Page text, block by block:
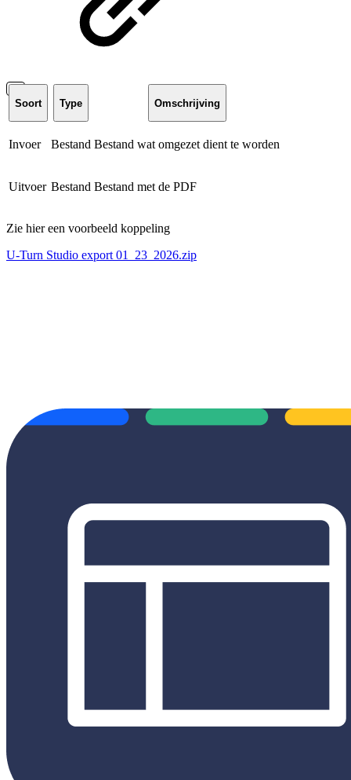
Soort Type Omschrijving
Invoer Bestand Bestand wat omgezet dient te worden
Uitvoer Bestand Bestand met de PDF
Zie hier een voorbeeld koppeling
U-Turn Studio export 01_23_2026.zip